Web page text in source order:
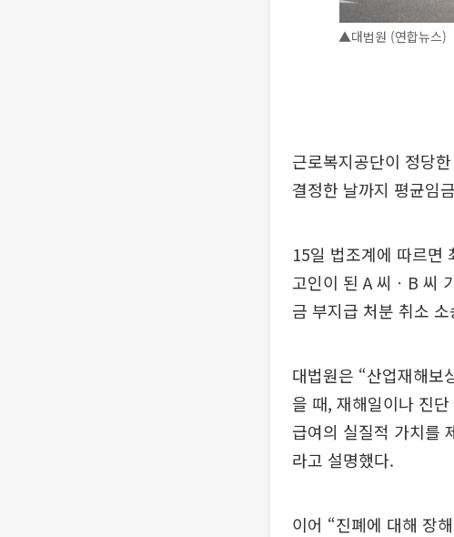
▲대법원 (연합뉴스)
근로복지공단이 정당
결정한 날까지 평균임
15일 법조계에 따르면
고인이 된 A 씨ㆍB 씨
금 부지급 처분 취소
대법원은 “산업재해보
을 때, 재해일이나 진
급여의 실질적 가치를
라고 설명했다.
이어 “진폐에 대해 장